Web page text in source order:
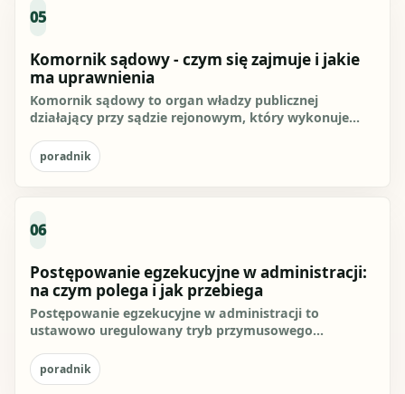
05
Komornik sądowy - czym się zajmuje i jakie
ma uprawnienia
Komornik sądowy to organ władzy publicznej
działający przy sądzie rejonowym, który wykonuje
poradnik
06
Postępowanie egzekucyjne w administracji:
na czym polega i jak przebiega
Postępowanie egzekucyjne w administracji to
ustawowo uregulowany tryb przymusowego
poradnik